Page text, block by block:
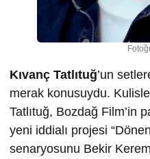
Kıvanç Tatlıtuğ’un
merak konusuydu.
Tatlıtuğ, Bozdağ Film’in
yeni iddialı projesi
senaryosunu Bekir